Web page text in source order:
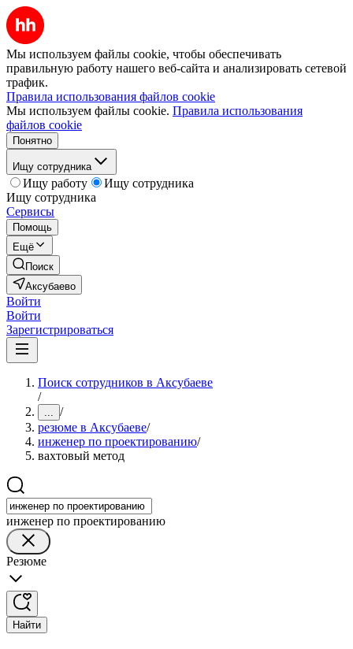
Мы используем файлы cookie, чтобы обеспечивать
правильную работу нашего веб-сайта и анализировать сетевой
трафик.
Правила использования файлов cookie
Мы используем файлы cookie. Правила использования
файлов cookie
Понятно
Ищу сотрудника
Ищу работу
Ищу сотрудника
Ищу сотрудника
Сервисы
Помощь
Ещё
Поиск
Аксубаево
Войти
Войти
Зарегистрироваться
Поиск сотрудников в Аксубаеве
/
... /
резюме в Аксубаеве/
инженер по проектированию/
вахтовый метод
инженер по проектированию
Резюме
Найти